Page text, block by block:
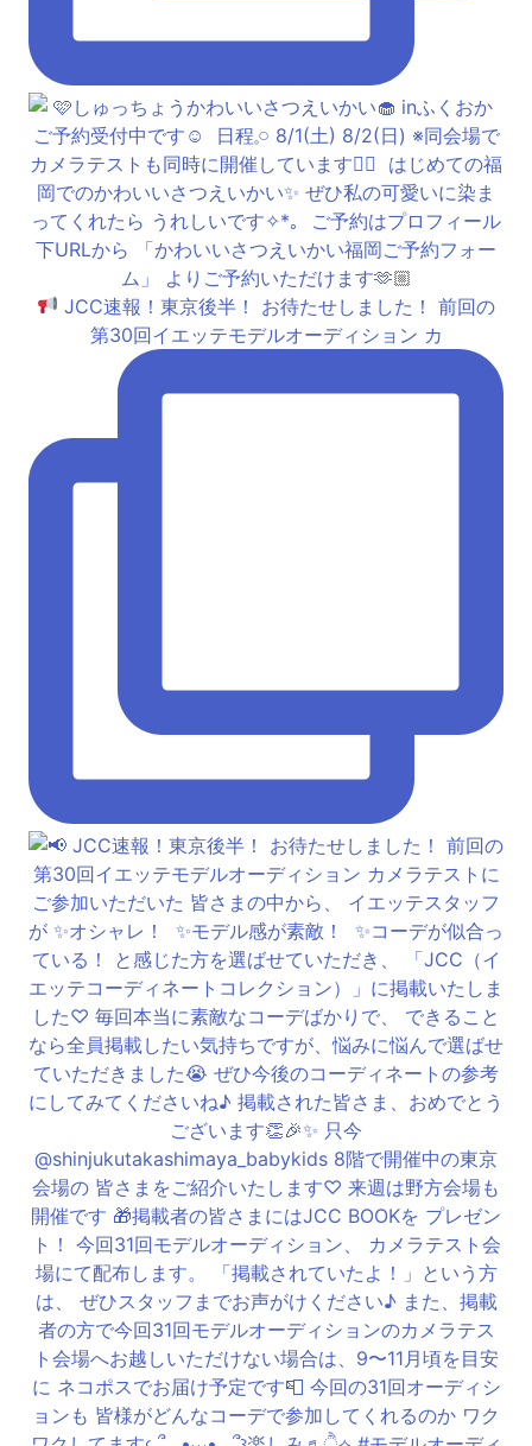
JCC速報！東京後半！ お待たせしました！ 前回の
第30回イエッテモデルオーディション カ